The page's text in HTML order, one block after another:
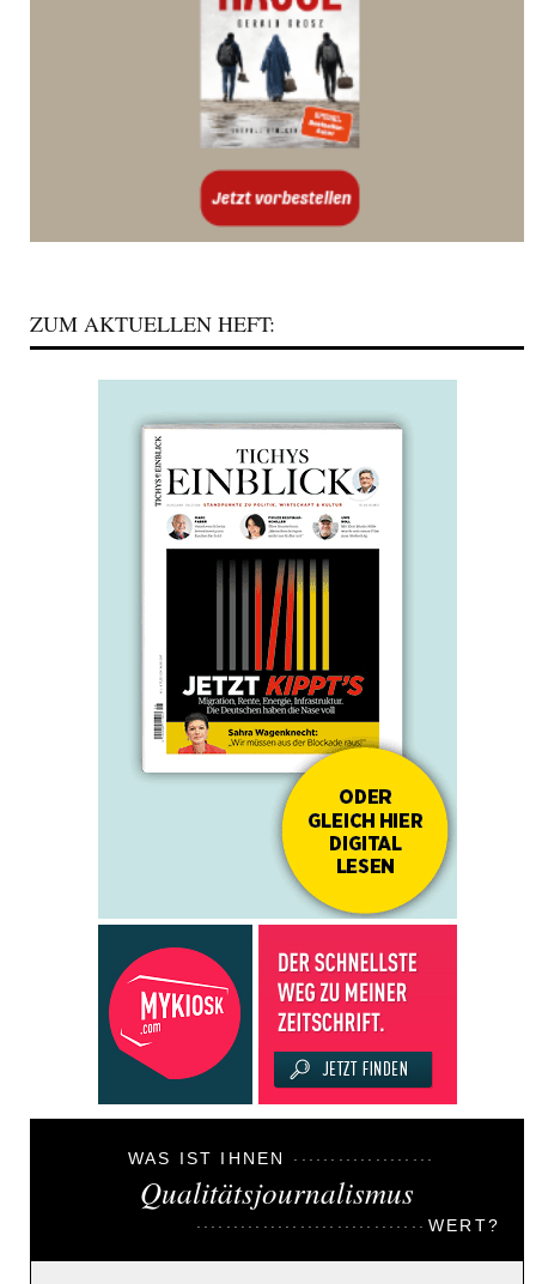
ZUM AKTUELLEN HEFT:
WAS IST IHNEN
Qualitätsjournalismus
WERT?